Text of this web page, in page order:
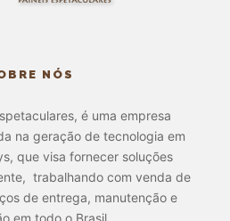
NÓS
é uma empresa
na geração de tecnologia em
que visa fornecer soluções
trabalhando com venda de
de entrega, manutenção e
em todo o Brasil.